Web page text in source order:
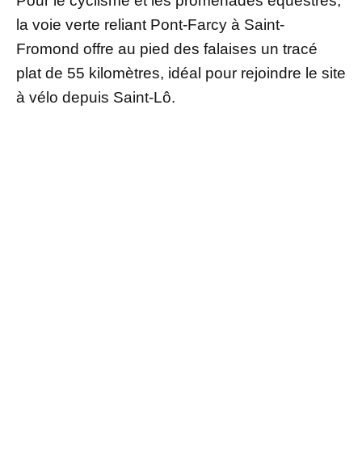
la voie verte reliant Pont-Farcy à Saint-
Fromond offre au pied des falaises un tracé
plat de 55 kilomètres, idéal pour rejoindre le site
à vélo depuis Saint-Lô.